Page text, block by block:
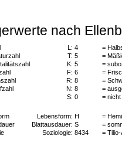
nach
L: 4
=
T: 5
=
K: 5
=
F: 6
=
R: 8
=
N: 8
=
S: 0 =
Lebensform: H
=
Blattausdauer: S
=
Soziologie: 8434 =